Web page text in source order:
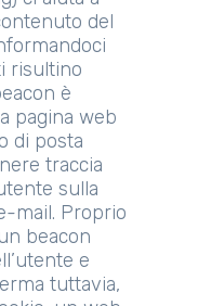
del
risultino
è
pagina web
di posta
traccia
sulla
mail. Proprio
beacon
e
tuttavia,